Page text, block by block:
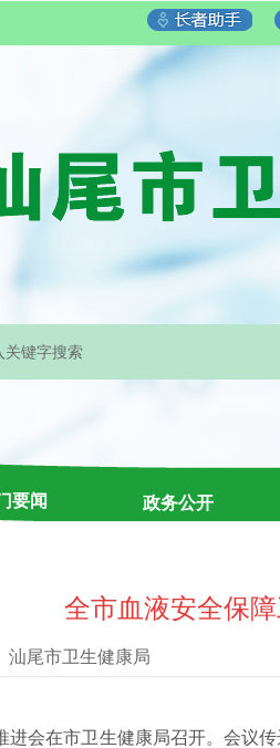
要闻 政务公开
全市血液安全保
汕尾市卫生健康局
进会在市卫生健康局召开。会议传